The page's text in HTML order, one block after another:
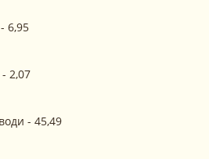
6,95
2,07
- 45,49